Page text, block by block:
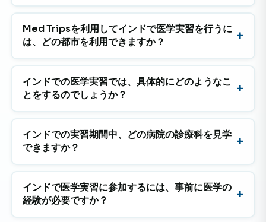
Med Tripsを利用してインドで医学実習を行うに
は、どの都市を利用できますか？
インドでの医学実習では、具体的にどのようなこ
とをするのでしょうか？
インドでの実習期間中、どの病院の診療科を見学
できますか？
インドで医学実習に参加するには、事前に医学の
経験が必要ですか？